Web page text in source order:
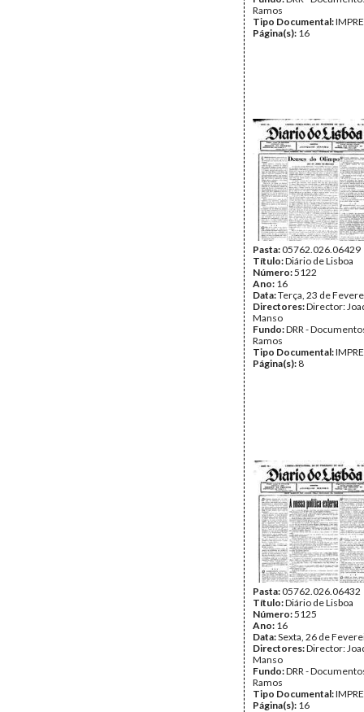
Ramos
Tipo Documental:
Página(s): 16
Pasta:05762.026.06429
Título:Diário de Lisboa
Número:5122
Ano: 16
Data:Terça, 23 de
Directores:Director:
Manso
Fundo:DRR -
Ramos
Tipo Documental:
Página(s): 8
Pasta:05762.026.06432
Título:Diário de Lisboa
Número:5125
Ano: 16
Data:Sexta, 26 de
Directores:Director:
Manso
Fundo:DRR -
Ramos
Tipo Documental:
Página(s): 16